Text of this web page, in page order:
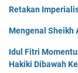
Retakan
Mengenal Sheikh
Idul Fitri
Hakiki Dibawah